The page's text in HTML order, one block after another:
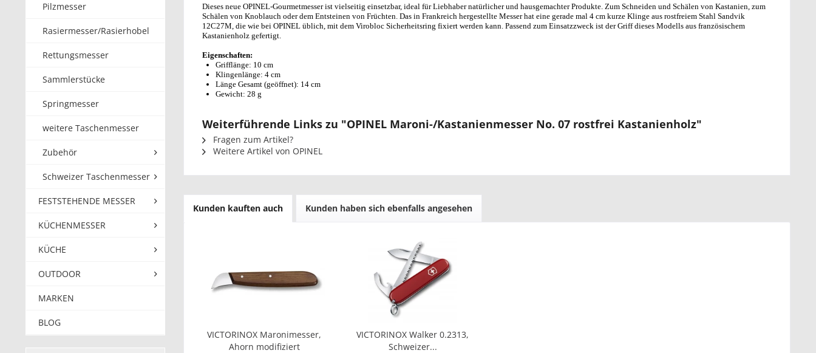
Pilzmesser
Rasiermesser/Rasierhobel
Rettungsmesser
Sammlerstücke
Springmesser
weitere Taschenmesser
Zubehör
Schweizer Taschenmesser
FESTSTEHENDE MESSER
KÜCHENMESSER
KÜCHE
OUTDOOR
MARKEN
BLOG
Dieses neue OPINEL-Gourmetmesser ist vielseitig einsetzbar, ideal für Liebhaber natürlicher und hausgemachter Produkte. Zum Schneiden und Schälen von Kastanien, zum
Schälen von Knoblauch oder dem Entsteinen von Früchten. Das in Frankreich hergestellte Messer hat eine gerade mal 4 cm kurze Klinge aus rostfreiem Stahl Sandvik
12C27M, die wie bei OPINEL üblich, mit dem Virobloc Sicherheitsring fixiert werden kann. Passend zum Einsatzzweck ist der Griff dieses Modells aus französischem
Kastanienholz gefertigt.
Eigenschaften:
Grifflänge: 10 cm
Klingenlänge: 4 cm
Länge Gesamt (geöffnet): 14 cm
Gewicht: 28 g
Weiterführende Links zu "OPINEL Maroni-/Kastanienmesser No. 07 rostfrei Kastanienholz"
Fragen zum Artikel?
Weitere Artikel von OPINEL
Kunden kauften auch Kunden haben sich ebenfalls angesehen
VICTORINOX Maronimesser,
Ahorn modifiziert
VICTORINOX Walker 0.2313,
Schweizer...